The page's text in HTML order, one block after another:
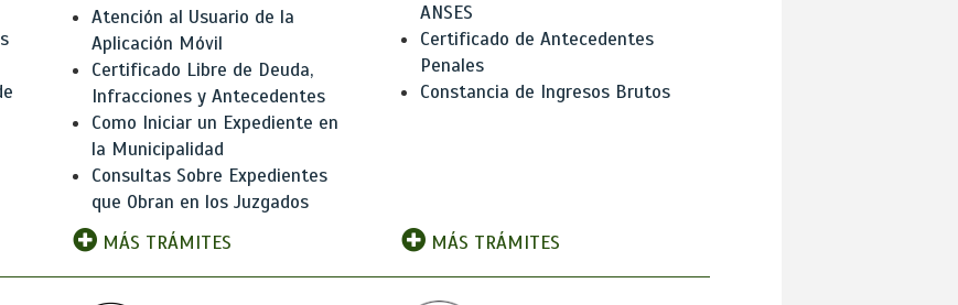
Atención al Usuario de la
Aplicación Móvil
Certificado Libre de Deuda,
Infracciones y Antecedentes
Como Iniciar un Expediente en
la Municipalidad
Consultas Sobre Expedientes
que Obran en los Juzgados
MÁS TRÁMITES
ANSES
Certificado de Antecedentes
Penales
Constancia de Ingresos Brutos
MÁS TRÁMITES